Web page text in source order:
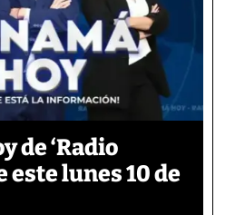
de ‘Radio
este lunes 10 de